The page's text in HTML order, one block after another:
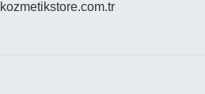
kozmetikstore.com.tr